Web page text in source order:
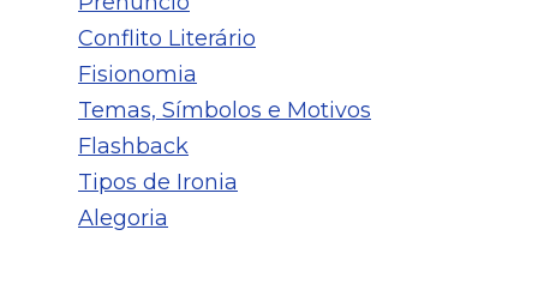
Conflito Literário
Fisionomia
Temas, Símbolos e Motivos
Flashback
Tipos de Ironia
Alegoria